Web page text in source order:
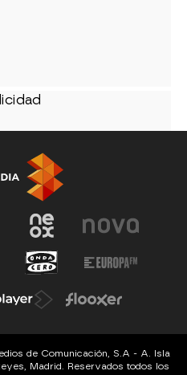
de Comunicación, S.A - A. Isla
Madrid. Reservados todos los